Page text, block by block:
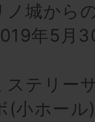
城から
年5月
ステリー
(小ホール